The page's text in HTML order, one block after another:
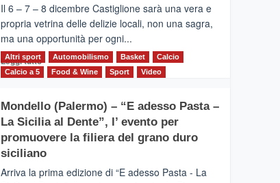
alla
scoperta
del
territorio,
tra
sport
messaggi
di
Il 6 – 7 – 8 dicembre Castiglione sarà una vera e
propria vetrina delle delizie locali, non una sagra,
ma una opportunità per ogni...
Leggi tuttoLeggi
CASTIGLIONE
DI
SICILIA
(Ct)
Il
Altri sport Automobilismo Basket
Calcio
Calcio a 5
Food & Wine Sport Video
Mondello (Palermo) – “E adesso Pasta –
La Sicilia al Dente”, l’ evento per
promuovere la filiera del grano duro
siciliano
Arriva la prima edizione di “E adesso Pasta - La